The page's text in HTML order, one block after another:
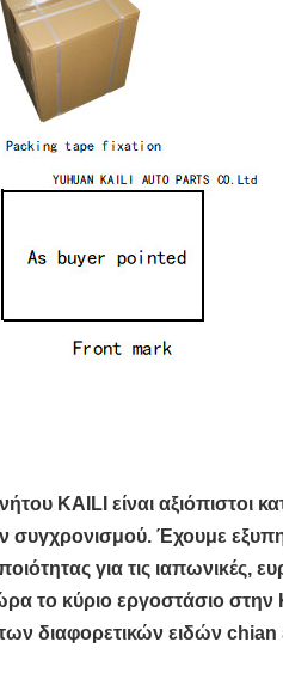
KAILI είναι αξιόπιστοι
Έχουμε
για τις ιαπωνικές,
το κύριο εργοστάσιο
διαφορετικών ειδών